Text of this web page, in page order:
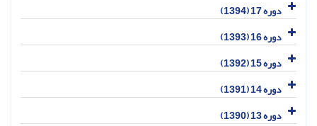
دوره 17 (1394)
دوره 16 (1393)
دوره 15 (1392)
دوره 14 (1391)
دوره 13 (1390)